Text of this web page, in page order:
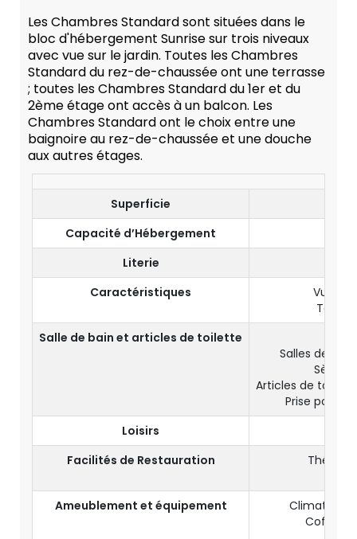
Les Chambres Standard sont situées dans le
bloc d'hébergement Sunrise sur trois niveaux
avec vue sur le jardin. Toutes les Chambres
Standard du rez-de-chaussée ont une terrasse
; toutes les Chambres Standard du 1er et du
2ème étage ont accès à un balcon. Les
Chambres Standard ont le choix entre une
baignoire au rez-de-chaussée et une douche
aux autres étages.
Superficie
Capacité d’Hébergement
Literie
Caractéristiques
Vue
Salle de bain et articles de toilette
Salles de
Articles de
Prise pour
Loisirs
Facilités de Restauration
Thé et
Ameublement et équipement
Coffre-